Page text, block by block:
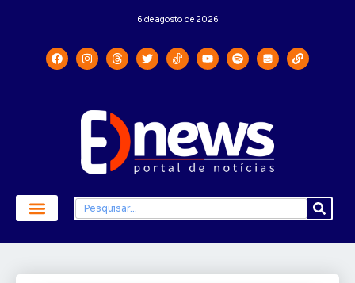
6 de agosto de 2026